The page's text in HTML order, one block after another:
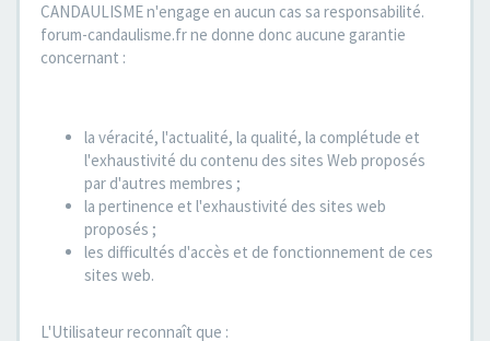
CANDAULISME n'engage en aucun cas sa responsabilité.
forum-candaulisme.fr ne donne donc aucune garantie
concernant :
la véracité, l'actualité, la qualité, la complétude et
l'exhaustivité du contenu des sites Web proposés
par d'autres membres ;
la pertinence et l'exhaustivité des sites web
proposés ;
les difficultés d'accès et de fonctionnement de ces
sites web.
L'Utilisateur reconnaît que :